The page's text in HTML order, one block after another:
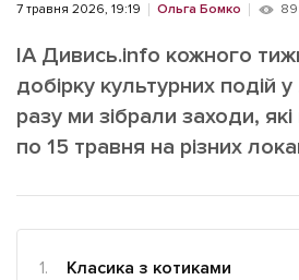
Інтерв'ю
Картки
Репортаж
Фото/
Made
7 травня 2026, 19:19 Ольга Бомко
ІА Дивись.іnfo кожного
добірку культурних подій
разу ми зібрали заходи,
по 15 травня на різних
Класика з котиками